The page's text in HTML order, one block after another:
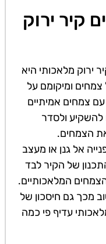
קיר ירוק
ירוק מלאכותי היא
ומיקומם על
צמחים אמיתיים
ולסדר
הצמחים.
אל גנן או מעצב
של הקיר לבד
המלאכותיים.
מכך גם חיסכון של
עדיף פי כמה